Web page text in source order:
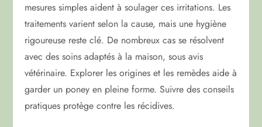
mesures simples aident à soulager ces irritations. Les
traitements varient selon la cause, mais une hygiène
rigoureuse reste clé. De nombreux cas se résolvent
avec des soins adaptés à la maison, sous avis
vétérinaire. Explorer les origines et les remèdes aide à
garder un poney en pleine forme. Suivre des conseils
pratiques protège contre les récidives.